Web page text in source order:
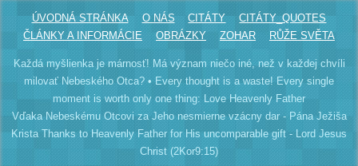
ÚVODNÁ STRÁNKA O NÁS CITÁTY
CITÁTY_QUOTES
ČLÁNKY A INFORMÁCIE
OBRÁZKY ZOHAR RŮŽE SVĚTA
Každá myšlienka je márnosť! Má význam niečo iné, než v každej chvíli
milovať Nebeského Otca? • Every thought is a waste! Every single
moment is worth only one thing: Love Heavenly Father
Vďaka Nebeskému Otcovi za Jeho nesmierne vzácny dar - Pána Ježiša
Krista Thanks to Heavenly Father for His uncomparable gift - Lord Jesus
Christ (2Kor9:15)